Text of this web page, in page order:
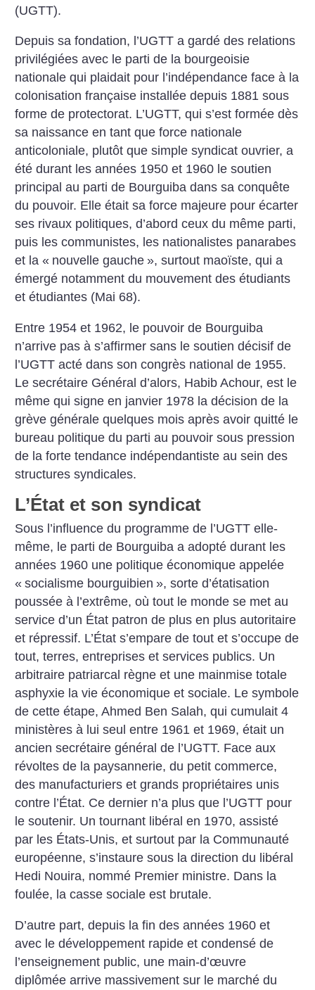
(UGTT).
Depuis sa fondation, l’UGTT a gardé des relations
privilégiées avec le parti de la bourgeoisie
nationale qui plaidait pour l’indépendance face à la
colonisation française installée depuis 1881 sous
forme de protectorat. L’UGTT, qui s’est formée dès
sa naissance en tant que force nationale
anticoloniale, plutôt que simple syndicat ouvrier, a
été durant les années 1950 et 1960 le soutien
principal au parti de Bourguiba dans sa conquête
du pouvoir. Elle était sa force majeure pour écarter
ses rivaux politiques, d’abord ceux du même parti,
puis les communistes, les nationalistes panarabes
et la « nouvelle gauche », surtout maoïste, qui a
émergé notamment du mouvement des étudiants
et étudiantes (Mai 68).
Entre 1954 et 1962, le pouvoir de Bourguiba
n’arrive pas à s’affirmer sans le soutien décisif de
l’UGTT acté dans son congrès national de 1955.
Le secrétaire Général d’alors, Habib Achour, est le
même qui signe en janvier 1978 la décision de la
grève générale quelques mois après avoir quitté le
bureau politique du parti au pouvoir sous pression
de la forte tendance indépendantiste au sein des
structures syndicales.
L’État et son syndicat
Sous l’influence du programme de l’UGTT elle-
même, le parti de Bourguiba a adopté durant les
années 1960 une politique économique appelée
« socialisme bourguibien », sorte d’étatisation
poussée à l’extrême, où tout le monde se met au
service d’un État patron de plus en plus autoritaire
et répressif. L’État s’empare de tout et s’occupe de
tout, terres, entreprises et services publics. Un
arbitraire patriarcal règne et une mainmise totale
asphyxie la vie économique et sociale. Le symbole
de cette étape, Ahmed Ben Salah, qui cumulait 4
ministères à lui seul entre 1961 et 1969, était un
ancien secrétaire général de l’UGTT. Face aux
révoltes de la paysannerie, du petit commerce,
des manufacturiers et grands propriétaires unis
contre l’État. Ce dernier n’a plus que l’UGTT pour
le soutenir. Un tournant libéral en 1970, assisté
par les États-Unis, et surtout par la Communauté
européenne, s’instaure sous la direction du libéral
Hedi Nouira, nommé Premier ministre. Dans la
foulée, la casse sociale est brutale.
D’autre part, depuis la fin des années 1960 et
avec le développement rapide et condensé de
l’enseignement public, une main-d’œuvre
diplômée arrive massivement sur le marché du